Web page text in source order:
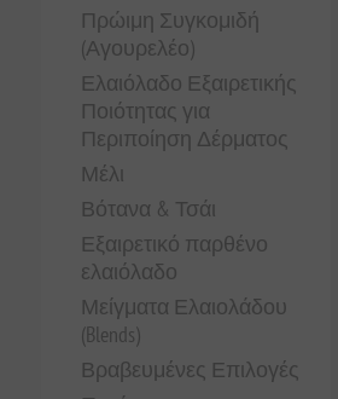
Πρώιμη Συγκομιδή
(Αγουρελέο)
Ελαιόλαδο Εξαιρετικής
Ποιότητας για
Περιποίηση Δέρματος
Μέλι
Βότανα & Τσάι
Εξαιρετικό παρθένο
ελαιόλαδο
Μείγματα Ελαιολάδου
(Blends)
Βραβευμένες Επιλογές